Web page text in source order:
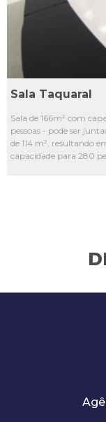
Sala Taquaral
Sala de 166m² com
pessoas - pode ser
de 114 m², resultando
capacidade para 280